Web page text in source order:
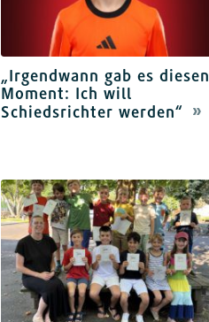
„Irgendwann gab es diesen
Moment: Ich will
Schiedsrichter werden“